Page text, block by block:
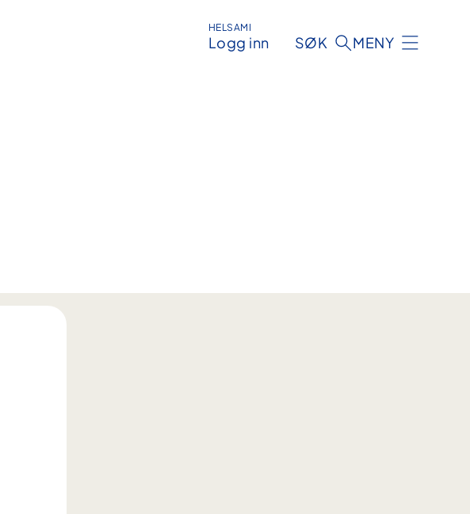
HELSAMI
Logg inn SØK MENY